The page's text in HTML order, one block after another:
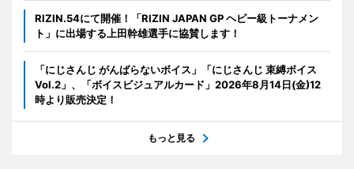
RIZIN.54にて開催！「RIZIN JAPAN GP ヘビー級トーナメン
ト」に出場する上田幹雄選手に協賛します！
「にじさんじ がんばらないボイス」「にじさんじ 束縛ボイス
Vol.2」、「ボイスビジュアルカード」2026年8月14日(金)12
時より販売決定！
もっと見る